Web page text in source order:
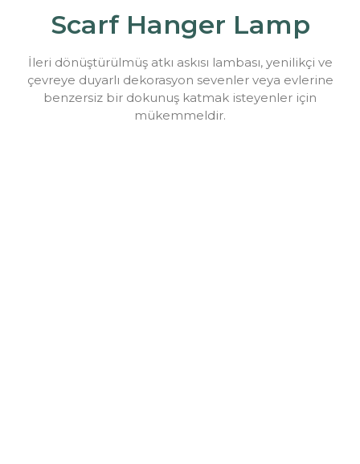
Scarf Hanger Lamp
İleri dönüştürülmüş atkı askısı lambası, yenilikçi ve
çevreye duyarlı dekorasyon sevenler veya evlerine
benzersiz bir dokunuş katmak isteyenler için
mükemmeldir.